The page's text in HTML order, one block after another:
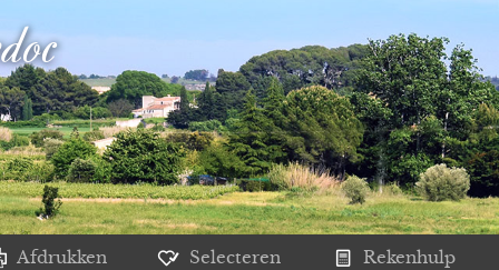
Afdrukken Selecteren Rekenhulp